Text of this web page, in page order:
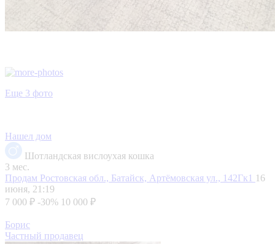
Еще 3 фото
Нашел дом
Шотландская вислоухая кошка
3 мес.
Продам Ростовская обл., Батайск, Артёмовская ул., 142Гк1 16
июня, 21:19
7 000 ₽ -30% 10 000 ₽
Борис
Частный продавец